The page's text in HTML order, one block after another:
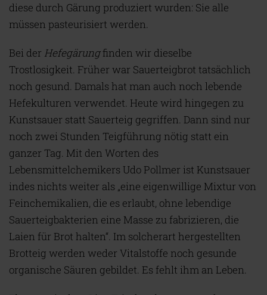
diese durch Gärung produziert wurden: Sie alle
müssen pasteurisiert werden.
Bei der Hefegärungfinden wir dieselbe
Trostlosigkeit. Früher war Sauerteigbrot tatsächlich
noch gesund. Damals hat man auch noch lebende
Hefekulturen verwendet. Heute wird hingegen zu
Kunstsauer statt Sauerteig gegriffen. Dann sind nur
noch zwei Stunden Teigführung nötig statt ein
ganzer Tag. Mit den Worten des
Lebensmittelchemikers Udo Pollmer ist Kunstsauer
indes nichts weiter als „eine eigenwillige Mixtur von
Feinchemikalien, die es erlaubt, ohne lebendige
Sauerteigbakterien eine Masse zu fabrizieren, die
Laien für Brot halten“. Im solcherart hergestellten
Brotteig werden weder Vitalstoffe noch gesunde
organische Säuren gebildet. Es fehlt ihm an Leben.